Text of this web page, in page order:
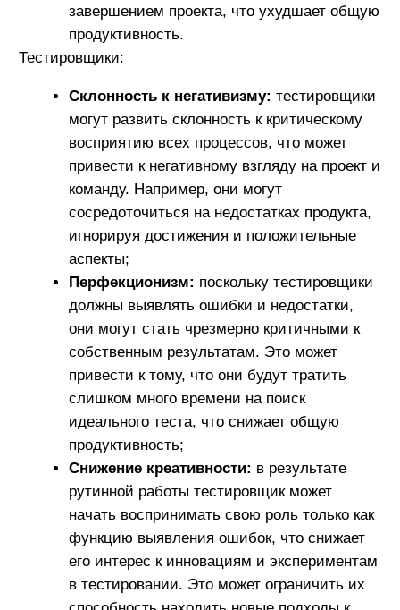
конкуренции и необходимости достигать
результатов специалисты по продажам
исключительно как источник дохода, что
эмпатии и ухудшению качества
обслуживания клиентов;
сравнение с коллегами и конкуренция могут
вызвать чувство неуверенности и страха
перед неудачами, что может привести к
снижению самооценки и негативным
эмоциям.
Как минимизировать влияние
профдеформации
Постановка границ:
границы между работой и личной жизнью.
Это может включать в себя определение
рабочего времени и отказ от работы вне
Разнообразие в работе:старайтесь
варьировать свои задачи и брать на себя
однообразия и развивать новые навыки.
Развитие хобби:уделяйте время
увлечениям и занятиям, которые приносят
работы и восстановить эмоциональное
равновесие.
ситуация становится критической, не
стесняйтесь обратиться к специалисту,
такому как корпоративный психолог,
Понимание своих эмоций, установление здоровых